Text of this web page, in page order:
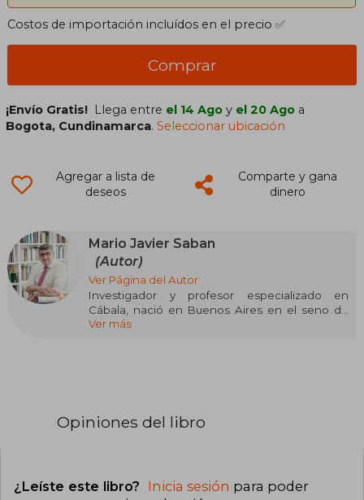
Costos de importación incluídos en el precio ✅
Comprar
¡Envío Gratis! Llega entre el 14 Ago y el 20 Ago a
Bogota, Cundinamarca.Seleccionar ubicación
Agregar a lista de
deseos
Comparte y gana
dinero
Mario Javier Saban
(Autor)
Ver Página del Autor
Investigador y profesor especializado en
Cábala, nació en Buenos Aires en el seno de
una familia sefardí, descendiente de los judíos
Teología y Matemática Aplicada.
judío, y desde hace 15 años ha enfocado su
Ver más
Opiniones del libro
¿Leíste este libro? Inicia sesión para poder